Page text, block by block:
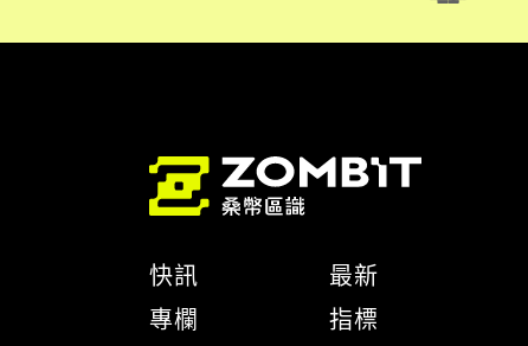
快訊
專欄
最新
指標